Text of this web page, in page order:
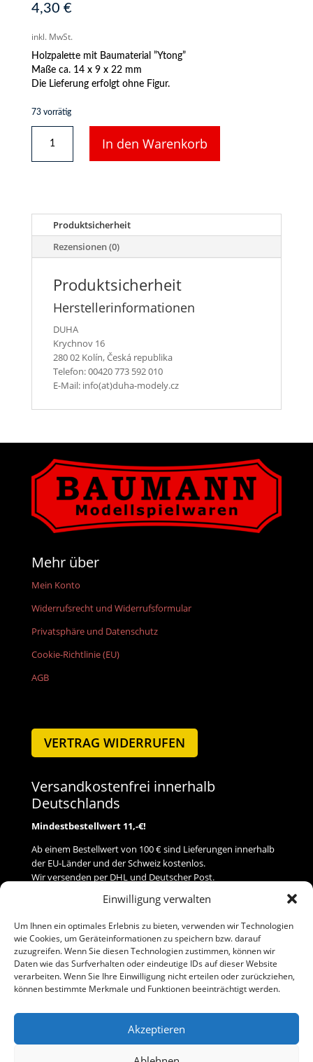
Einwilligung verwalten
Um Ihnen ein optimales Erlebnis zu bieten, verwenden wir Technologien
wie Cookies, um Geräteinformationen zu speichern bzw. darauf
zuzugreifen. Wenn Sie diesen Technologien zustimmen, können wir
Daten wie das Surfverhalten oder eindeutige IDs auf dieser Website
verarbeiten. Wenn Sie Ihre Einwilligung nicht erteilen oder zurückziehen,
können bestimmte Merkmale und Funktionen beeinträchtigt werden.
Akzeptieren
4,30 €
inkl. MwSt.
Holzpalette mit Baumaterial ”Ytong”
Maße ca. 14 x 9 x 22 mm
Die Lieferung erfolgt ohne Figur.
73 vorrätig
11382
-
”Ytong”
Menge
In den Warenkorb
Produktsicherheit
Rezensionen (0)
Produktsicherheit
Herstellerinformationen
DUHA
Krychnov 16
280 02 Kolín, Česká republika
Telefon: 00420 773 592 010
E-Mail: info(at)duha-modely.cz
Mehr über
Mein Konto
Widerrufsrecht und Widerrufsformular
Privatsphäre und Datenschutz
Cookie-Richtlinie (EU)
AGB
VERTRAG WIDERRUFEN
Versandkostenfrei innerhalb
Deutschlands
Mindestbestellwert 11,-€!
Ab einem Bestellwert von 100 € sind Lieferungen innerhalb
der EU-Länder und der Schweiz kostenlos.
Wir versenden per DHL und Deutscher Post.
Versand
Zahlung
Baumann Modellspielwaren
Telefon (0 91 61) 33 84